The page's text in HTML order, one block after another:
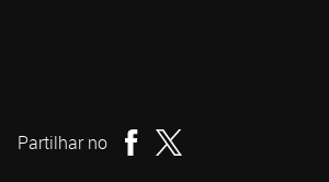
Partilhar no